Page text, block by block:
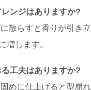
ンジはありますか?
散らすと香りが引き
増します。
工夫はありますか?
めに仕上げると型崩